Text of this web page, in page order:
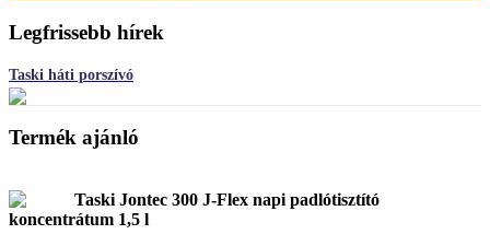
Legfrissebb hírek
Taski háti porszívó
Termék ajánló
Taski Jontec 300 J-Flex napi padlótisztító
koncentrátum 1,5 l